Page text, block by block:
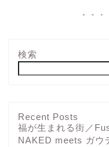
検索
Recent Posts
福が生まれる街／
NAKED meets ガウ